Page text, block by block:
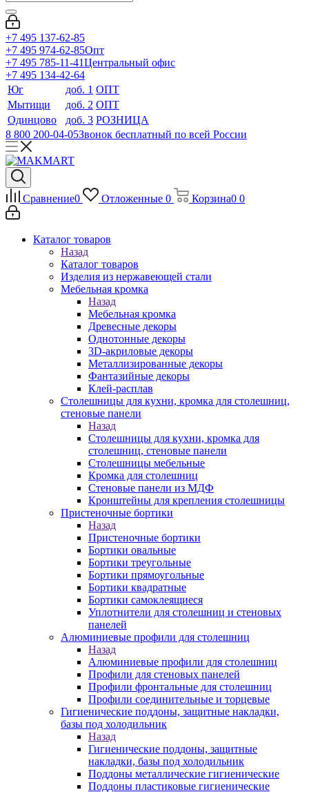
+7 495 137-62-85
+7 495 974-62-85Опт
+7 495 785-11-41Центральный офис
+7 495 134-42-64
Юг
доб. 1 ОПТ
Мытищи
доб. 2 ОПТ
Одинцово
доб. 3 РОЗНИЦА
8 800 200-04-05Звонок бесплатный по всей России
Сравнение0 Отложенные 0 Корзина0 0
Каталог товаров
Назад
Каталог товаров
Изделия из нержавеющей стали
Мебельная кромка
Назад
Мебельная кромка
Древесные декоры
Однотонные декоры
3D-акриловые декоры
Металлизированные декоры
Фантазийные декоры
Клей-расплав
Столешницы для кухни, кромка для столешниц,
стеновые панели
Назад
Столешницы для кухни, кромка для
столешниц, стеновые панели
Столешницы мебельные
Кромка для столешниц
Стеновые панели из МДФ
Кронштейны для крепления столешницы
Пристеночные бортики
Назад
Пристеночные бортики
Бортики овальные
Бортики треугольные
Бортики прямоугольные
Бортики квадратные
Бортики самоклеящиеся
Уплотнители для столешниц и стеновых
панелей
Алюминиевые профили для столешниц
Назад
Алюминиевые профили для столешниц
Профили для стеновых панелей
Профили фронтальные для столешниц
Профили соединительные и торцевые
Гигиенические поддоны, защитные накладки,
базы под холодильник
Назад
Гигиенические поддоны, защитные
накладки, базы под холодильник
Поддоны металлические гигиенические
Поддоны пластиковые гигиенические